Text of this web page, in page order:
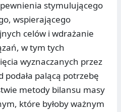
stymulującego
wspierającego
celów i wdrażanie
w tym tych
wyznaczanych przez
podała palącą potrzebę
metody bilansu masy
które byłoby ważnym